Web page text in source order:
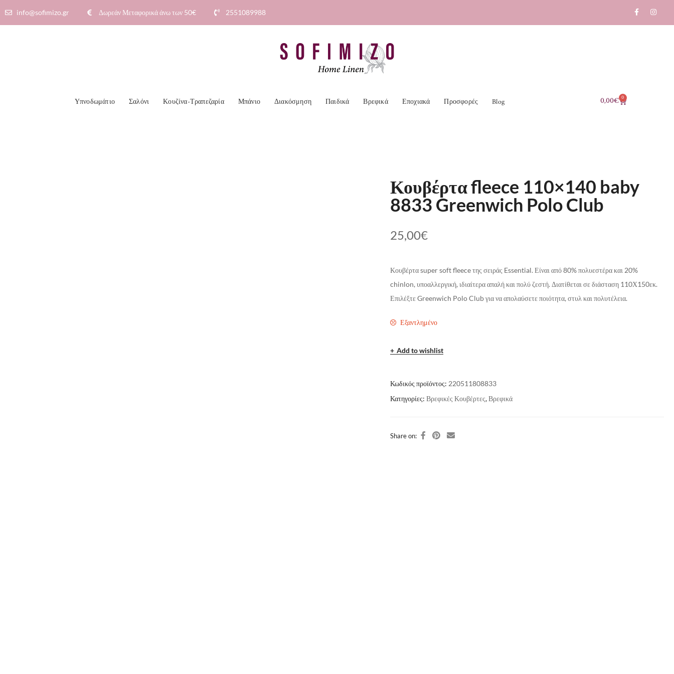
info@sofimizo.gr Δωρεάν Μεταφορικά άνω των 50€​ 2551089988
Υπνοδωμάτιο Σαλόνι Κουζίνα-Τραπεζαρία Μπάνιο Διακόσμηση Παιδικά Βρεφικά Εποχιακά Προσφορές Blog 0,00€ 0
Κουβέρτα fleece 110×140 baby
8833 Greenwich Polo Club
25,00€
Κουβέρτα super soft fleece της σειράς Essential. Είναι από 80% πολυεστέρα και 20%
chinlon, υποαλλεργική, ιδιαίτερα απαλή και πολύ ζεστή. Διατίθεται σε διάσταση 110Χ150εκ.
Επιλέξτε Greenwich Polo Club για να απολαύσετε ποιότητα, στυλ και πολυτέλεια.
Εξαντλημένο
Add to wishlist
Κωδικός προϊόντος: 220511808833
Κατηγορίες: Βρεφικές Κουβέρτες,Βρεφικά
Share on: